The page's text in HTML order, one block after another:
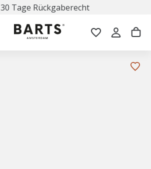
30 Tage Rückgaberecht